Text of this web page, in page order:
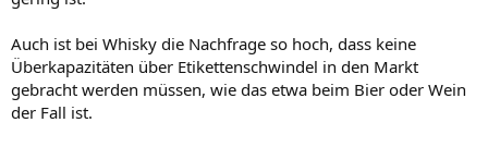
Auch ist bei Whisky die Nachfrage so hoch, dass keine
Überkapazitäten über Etikettenschwindel in den Markt
gebracht werden müssen, wie das etwa beim Bier oder Wein
der Fall ist.